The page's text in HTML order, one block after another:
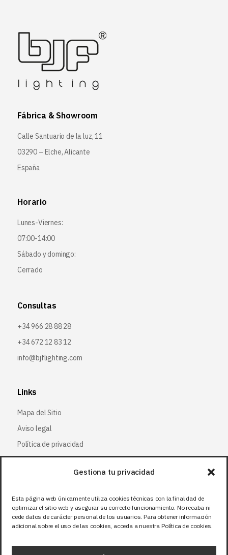
Gestiona tu privacidad
Esta página web únicamente utiliza cookies técnicas con la finalidad de
optimizar el sitio web y asegurar su correcto funcionamiento. No recaba ni
cede datos de carácter personal de los usuarios. Para obtener información
adicional sobre el uso de las cookies, acceda a nuestra Política de cookies.
Fábrica & Showroom
Calle Santuario de la luz, 11
03290 – Elche, Alicante
España
Horario
Lunes-Viernes:
07:00-14:00
Sábado y domingo:
Cerrado
Consultas
+34 966 28 88 28
+34 672 12 83 12
info@bjflighting.com
Links
Mapa del Sitio
Aviso legal
Política de privacidad
Política de cookies
Síguenos
Facebook
X (Twitter)
Instagram